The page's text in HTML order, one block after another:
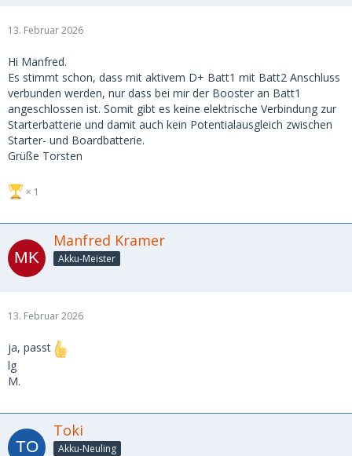
13. Februar 2026
Hi Manfred.
Es stimmt schon, dass mit aktivem D+ Batt1 mit Batt2 Anschluss
verbunden werden, nur dass bei mir der Booster an Batt1
angeschlossen ist. Somit gibt es keine elektrische Verbindung zur
Starterbatterie und damit auch kein Potentialausgleich zwischen
Starter- und Boardbatterie.
Grüße Torsten
1
Manfred Kramer
Akku-Meister
13. Februar 2026
ja, passt
lg
M.
Toki
Akku-Neuling